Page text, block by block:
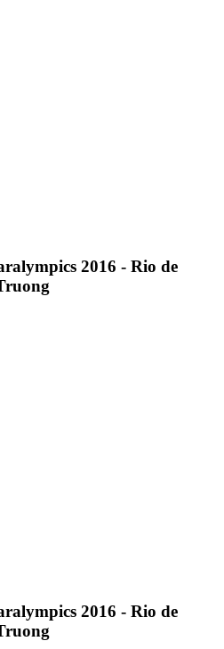
2016 - Rio de
2016 - Rio de